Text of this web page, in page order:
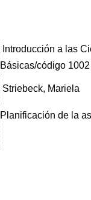
Introducción a las
Básicas/código 1002
Striebeck, Mariela
Planificación de la